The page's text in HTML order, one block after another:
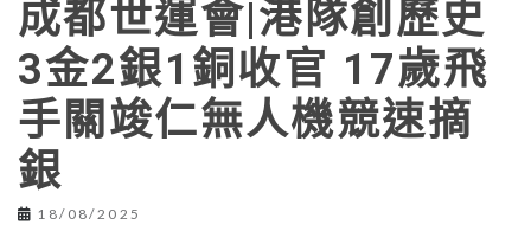
成都世運會|港隊創歷史
3金2銀1銅收官 17歲飛
手關竣仁無人機競速摘
銀
18/08/2025